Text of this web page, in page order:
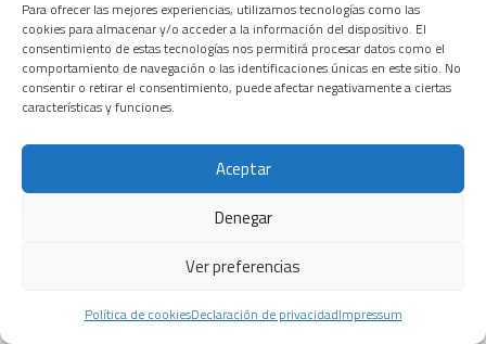
Para ofrecer las mejores experiencias, utilizamos tecnologías como las
cookies para almacenar y/o acceder a la información del dispositivo. El
consentimiento de estas tecnologías nos permitirá procesar datos como el
comportamiento de navegación o las identificaciones únicas en este sitio. No
consentir o retirar el consentimiento, puede afectar negativamente a ciertas
características y funciones.
Aceptar
Denegar
Ver preferencias
Política de cookiesDeclaración de privacidadImpressum